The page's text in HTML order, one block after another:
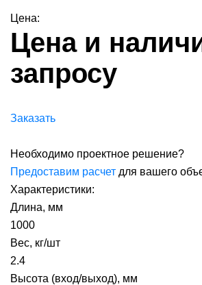
Цена:
Цена и
запросу
Заказать
Необходимо проектное решение?
Предоставим расчет для вашего
Характеристики:
Длина, мм
1000
Вес, кг/шт
2.4
Высота (вход/выход), мм